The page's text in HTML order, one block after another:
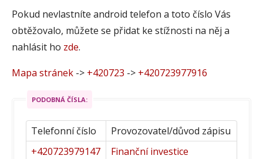
Pokud nevlastníte android telefon a toto číslo Vás
obtěžovalo, můžete se přidat ke stížnosti na něj a
nahlásit ho zde.
Mapa stránek -> +420723 -> +420723977916
PODOBNÁ ČÍSLA:
Telefonní číslo
Provozovatel/důvod zápisu
+420723979147
Finanční investice